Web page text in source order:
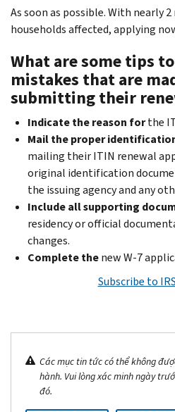
As soon as possible. With nearly
households affected, applying
What are some tips
mistakes that are
submitting their
Indicate the reason forthe
Mail the proper
mailing their ITIN renewal
original identification
the issuing agency and any
Include all supporting
residency or official
changes.
Complete thenew W-7
Subscribe to
Các mục tin tức có thể không
hành. Vui lòng xác minh ngày
đó.